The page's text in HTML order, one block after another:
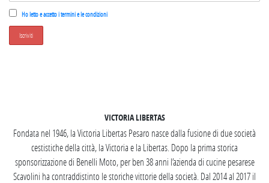
Ho letto e accetto i termini e le condizioni
VICTORIA LIBERTAS
Fondata nel 1946, la Victoria Libertas Pesaro nasce dalla fusione di due società
cestistiche della città, la Victoria e la Libertas. Dopo la prima storica
sponsorizzazione di Benelli Moto, per ben 38 anni l’azienda di cucine pesarese
Scavolini ha contraddistinto le storiche vittorie della società. Dal 2014 al 2017 il